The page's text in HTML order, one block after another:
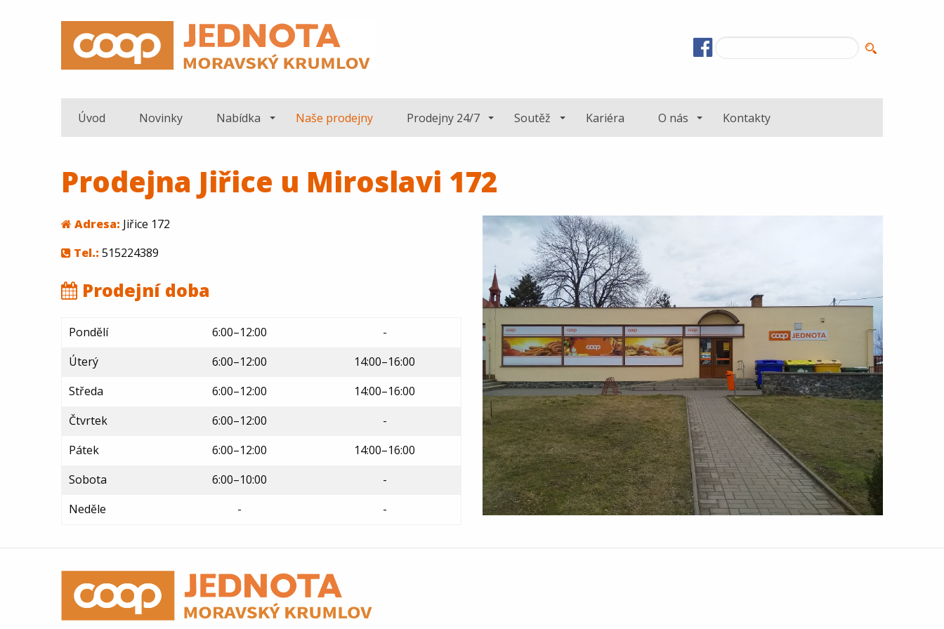
Úvod Novinky Nabídka Naše prodejny Prodejny 24/7 Soutěž Kariéra O nás Kontakty
Prodejna Jiřice u Miroslavi 172
Adresa: Jiřice 172
Tel.: 515224389
Prodejní doba
Pondělí 6:00–12:00
-
Úterý
6:00–12:00
14:00–16:00
Středa
6:00–12:00
14:00–16:00
Čtvrtek
6:00–12:00
-
Pátek
6:00–12:00
14:00–16:00
Sobota
6:00–10:00
-
Neděle
- -